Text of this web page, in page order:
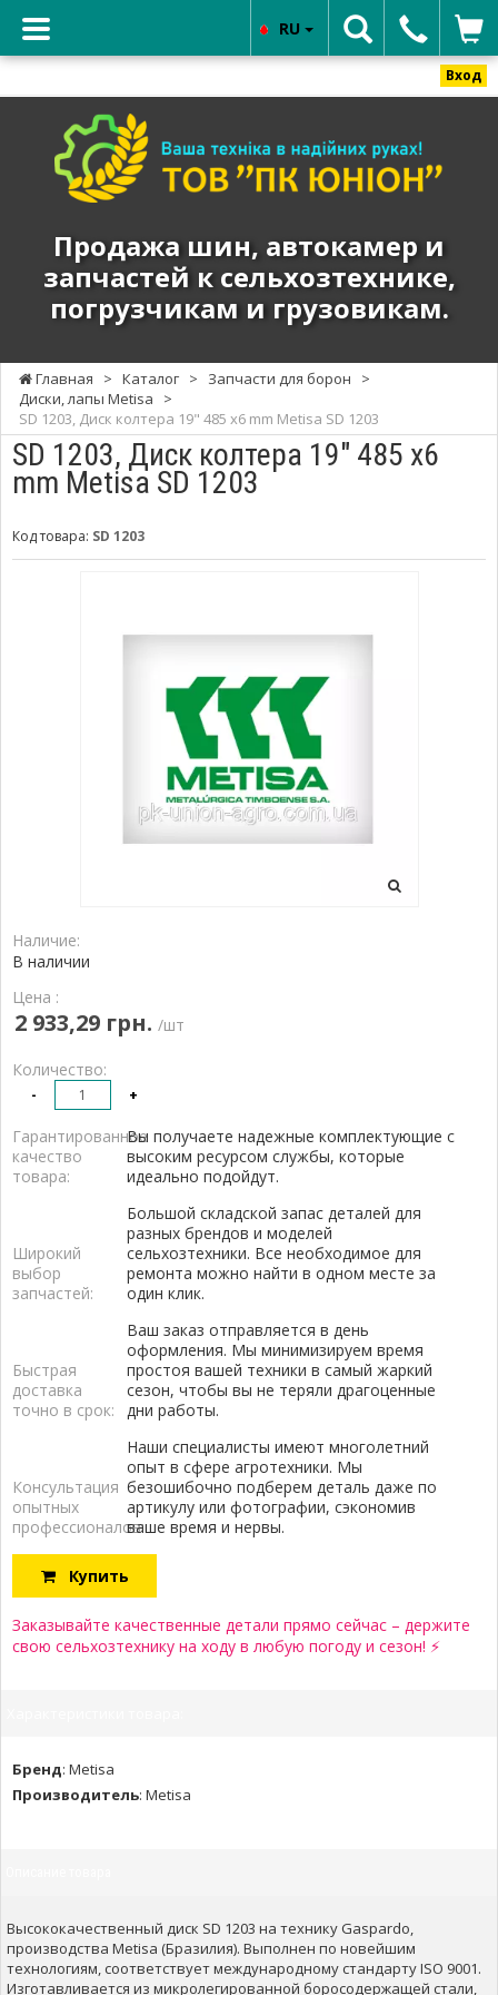
Вход
ЮНИОН"
автокамер
запчастей
к
сельхозтехнике,
погрузчикам
и
грузовикам.
Продажа шин, автокамер и
запчастей к сельхозтехнике,
погрузчикам и грузовикам.
RU
Главная > Каталог > Запчасти для борон
>
Диски, лапы Metisa
>
SD 1203, Диск колтера 19" 485 х6 mm Metisa SD 1203
SD 1203, Диск колтера 19" 485 х6
mm Metisa SD 1203
Код товара: SD 1203
Наличие:
В наличии
Цена :
2 933,29 грн. /шт
Количество:
- +
Гарантированное
качество
товара:
Вы получаете надежные комплектующие с
высоким ресурсом службы, которые
идеально подойдут.
Широкий
выбор
запчастей:
Большой складской запас деталей для
разных брендов и моделей
сельхозтехники. Все необходимое для
ремонта можно найти в одном месте за
один клик.
Быстрая
доставка
точно в срок:
Ваш заказ отправляется в день
оформления. Мы минимизируем время
простоя вашей техники в самый жаркий
сезон, чтобы вы не теряли драгоценные
дни работы.
Консультация
опытных
профессионалов:
Наши специалисты имеют многолетний
опыт в сфере агротехники. Мы
безошибочно подберем деталь даже по
артикулу или фотографии, сэкономив
ваше время и нервы.
Купить
Заказывайте качественные детали прямо сейчас – держите
свою сельхозтехнику на ходу в любую погоду и сезон! ⚡
Бренд: Metisa
Производитель: Metisa
Высококачественный диск SD 1203 на технику Gaspardo,
производства Metisa (Бразилия). Выполнен по новейшим
технологиям, соответствует международному стандарту ISO 9001.
Изготавливается из микролегированной боросодержащей стали,